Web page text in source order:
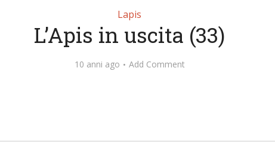
Lapis
L’Apis in uscita (33)
10 anni ago Add Comment